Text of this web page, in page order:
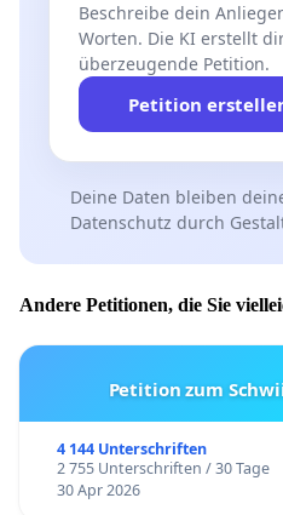
Beschreibe dein
Worten. Die KI erstellt
überzeugende Petition.
Petition
Deine Daten bleiben
Datenschutz durch
Andere Petitionen, die Sie
Petition zum
4 144 Unterschriften
2 755 Unterschriften / 30 Tage
30 Apr 2026